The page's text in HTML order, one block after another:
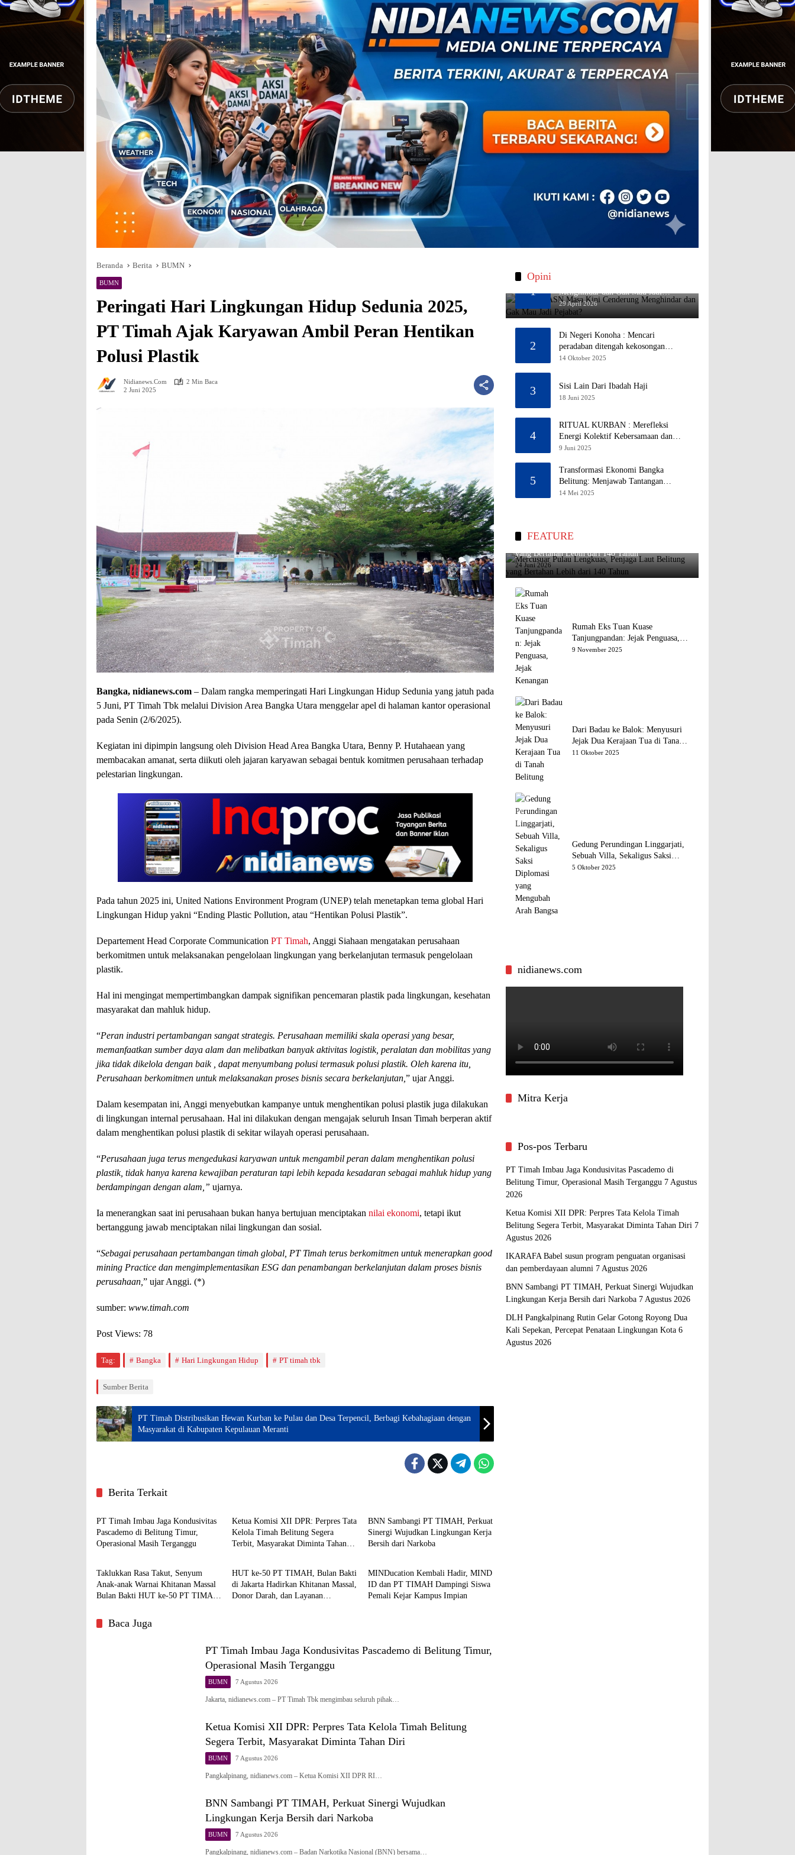
Beranda Berita BUMN
BUMN
Peringati Hari Lingkungan Hidup Sedunia 2025,
PT Timah Ajak Karyawan Ambil Peran Hentikan
Polusi Plastik
Nidianews.com
2 Min Baca
2 Juni 2025
Bangka, nidianews.com – Dalam rangka memperingati Hari Lingkungan Hidup Sedunia yang jatuh pada
5 Juni, PT Timah Tbk melalui Division Area Bangka Utara menggelar apel di halaman kantor operasional
pada Senin (2/6/2025).
Kegiatan ini dipimpin langsung oleh Division Head Area Bangka Utara, Benny P. Hutahaean yang
membacakan amanat, serta diikuti oleh jajaran karyawan sebagai bentuk komitmen perusahaan terhadap
pelestarian lingkungan.
Pada tahun 2025 ini, United Nations Environment Program (UNEP) telah menetapkan tema global Hari
Lingkungan Hidup yakni “Ending Plastic Pollution, atau “Hentikan Polusi Plastik”.
Departement Head Corporate Communication PT Timah, Anggi Siahaan mengatakan perusahaan
berkomitmen untuk melaksanakan pengelolaan lingkungan yang berkelanjutan termasuk pengelolaan
plastik.
Hal ini mengingat mempertimbangkan dampak signifikan pencemaran plastik pada lingkungan, kesehatan
masyarakat dan mahluk hidup.
“Peran industri pertambangan sangat strategis. Perusahaan memiliki skala operasi yang besar,
memanfaatkan sumber daya alam dan melibatkan banyak aktivitas logistik, peralatan dan mobilitas yang
jika tidak dikelola dengan baik , dapat menyumbang polusi termasuk polusi plastik. Oleh karena itu,
Perusahaan berkomitmen untuk melaksanakan proses bisnis secara berkelanjutan, ” ujar Anggi.
Dalam kesempatan ini, Anggi menyebutkan kampanye untuk menghentikan polusi plastik juga dilakukan
di lingkungan internal perusahaan. Hal ini dilakukan dengan mengajak seluruh Insan Timah berperan aktif
dalam menghentikan polusi plastik di sekitar wilayah operasi perusahaan.
“Perusahaan juga terus mengedukasi karyawan untuk mengambil peran dalam menghentikan polusi
plastik, tidak hanya karena kewajiban peraturan tapi lebih kepada kesadaran sebagai mahluk hidup yang
berdampingan dengan alam,” ujarnya.
Ia menerangkan saat ini perusahaan bukan hanya bertujuan menciptakan nilai ekonomi, tetapi ikut
bertanggung jawab menciptakan nilai lingkungan dan sosial.
“Sebagai perusahaan pertambangan timah global, PT Timah terus berkomitmen untuk menerapkan good
mining Practice dan mengimplementasikan ESG dan penambangan berkelanjutan dalam proses bisnis
perusahaan, ” ujar Anggi. (*)
sumber: www.timah.com
Post Views: 78
Tag: Bangka Hari Lingkungan Hidup PT timah tbk
Sumber Berita
PT Timah Distribusikan Hewan Kurban ke Pulau dan Desa Terpencil, Berbagi Kebahagiaan dengan
Masyarakat di Kabupaten Kepulauan Meranti
Berita Terkait
BUMN
PT Timah Imbau Jaga Kondusivitas
Pascademo di Belitung Timur,
Operasional Masih Terganggu
Ketua Komisi XII DPR: Perpres Tata
Kelola Timah Belitung Segera
Terbit, Masyarakat Diminta Tahan
BNN Sambangi PT TIMAH, Perkuat
Sinergi Wujudkan Lingkungan Kerja
Bersih dari Narkoba
Taklukkan Rasa Takut, Senyum
Anak-anak Warnai Khitanan Massal
Bulan Bakti HUT ke-50 PT TIMAH
BUMN
HUT ke-50 PT TIMAH, Bulan Bakti
di Jakarta Hadirkan Khitanan Massal,
Donor Darah, dan Layanan
MINDucation Kembali Hadir, MIND
ID dan PT TIMAH Dampingi Siswa
Pemali Kejar Kampus Impian
Baca Juga
PT Timah Imbau Jaga Kondusivitas Pascademo di Belitung Timur,
Operasional Masih Terganggu
BUMN 7 Agustus 2026
Jakarta, nidianews.com – PT Timah Tbk mengimbau seluruh pihak…
Ketua Komisi XII DPR: Perpres Tata Kelola Timah Belitung
Segera Terbit, Masyarakat Diminta Tahan Diri
BUMN 7 Agustus 2026
Pangkalpinang, nidianews.com – Ketua Komisi XII DPR RI…
BNN Sambangi PT TIMAH, Perkuat Sinergi Wujudkan
Lingkungan Kerja Bersih dari Narkoba
BUMN 7 Agustus 2026
Pangkalpinang, nidianews.com – Badan Narkotika Nasional (BNN) bersama…
Opini
1
Menghindar dan Gak Mau Jadi
Pejabat?
29 April 2026
2
Di Negeri Konoha : Mencari
peradaban ditengah kekosongan
pendidikan
14 Oktober 2025
3 Sisi Lain Dari Ibadah Haji
18 Juni 2025
4
RITUAL KURBAN : Merefleksi
Energi Kolektif Kebersamaan dan
Mengeliminasi Sifat Kebinatangan
9 Juni 2025
5
Transformasi Ekonomi Bangka
Belitung: Menjawab Tantangan
Melalui Pengelolaan Sumber Daya
14 Mei 2025
FEATURE
Mercusuar Pulau Lengkuas, Penjaga Laut Belitung
yang Bertahan Lebih dari 140 Tahun
24 Juni 2026
Rumah Eks Tuan Kuase
Tanjungpandan: Jejak Penguasa,
Jejak Kenangan
9 November 2025
Dari Badau ke Balok: Menyusuri
Jejak Dua Kerajaan Tua di Tanah
Belitung
11 Oktober 2025
Gedung Perundingan Linggarjati,
Sebuah Villa, Sekaligus Saksi
Diplomasi yang Mengubah Arah
5 Oktober 2025
nidianews.com
Mitra Kerja
Pos-pos Terbaru
PT Timah Imbau Jaga Kondusivitas Pascademo di
Belitung Timur, Operasional Masih Terganggu 7 Agustus
2026
Ketua Komisi XII DPR: Perpres Tata Kelola Timah
Belitung Segera Terbit, Masyarakat Diminta Tahan Diri 7
Agustus 2026
IKARAFA Babel susun program penguatan organisasi
dan pemberdayaan alumni 7 Agustus 2026
BNN Sambangi PT TIMAH, Perkuat Sinergi Wujudkan
Lingkungan Kerja Bersih dari Narkoba 7 Agustus 2026
DLH Pangkalpinang Rutin Gelar Gotong Royong Dua
Kali Sepekan, Percepat Penataan Lingkungan Kota 6
Agustus 2026